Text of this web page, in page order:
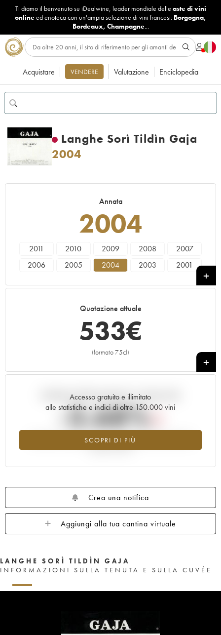
Ti diamo il benvenuto su iDealwine, leader mondiale delle aste di vini
onlineed enoteca con un'ampia selezione di vini francesi: Borgogna,
Bordeaux, Champagne...
Acquistare VENDERE Valutazione Enciclopedia
Langhe Sorì Tildìn Gaja
2004
Annata
2004
2011 2010 2009 2008
2007
2006
2005 2004 2003
2001
Quotazione attuale
533€
(formato 75cl)
+
Accesso gratuito e illimitato
alle statistiche e indici di oltre 150.000 vini
SCOPRI DI PIÙ
Andamento della quotazione in tempo reale
-3.68%
Tendenza al ribasso per il valore dell'annata 2004 nel 2026
Crea una notifica
Aggiungi alla tua cantina virtuale
LANGHE SORÌ TILDÌN GAJA
INFORMAZIONI SULLA TENUTA E SULLA CUVÉE